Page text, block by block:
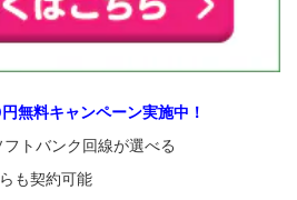
無料キャンペーン実施中！
トバンク回線が選べる
も契約可能